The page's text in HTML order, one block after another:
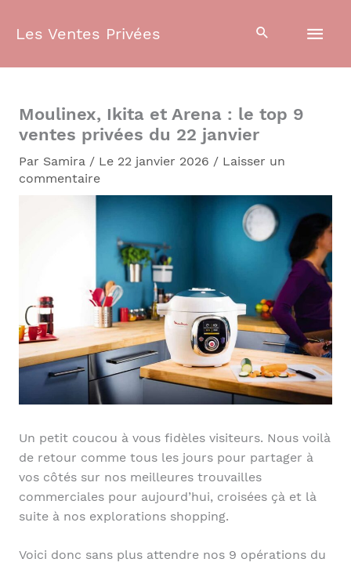
Les Ventes Privées
Moulinex, Ikita et Arena : le top 9
ventes privées du 22 janvier
Par Samira / Le 22 janvier 2026 / Laisser un
commentaire
Un petit coucou à vous fidèles visiteurs. Nous voilà
de retour comme tous les jours pour partager à
vos côtés sur nos meilleures trouvailles
commerciales pour aujourd’hui, croisées çà et là
suite à nos explorations shopping.
Voici donc sans plus attendre nos 9 opérations du